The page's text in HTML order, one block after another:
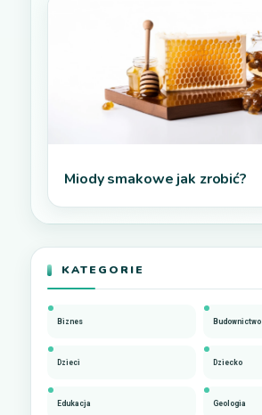
Miody smakowe jak zrobić?
KATEGORIE
Biznes Budownictwo
Dzieci Dziecko
Edukacja Geologia